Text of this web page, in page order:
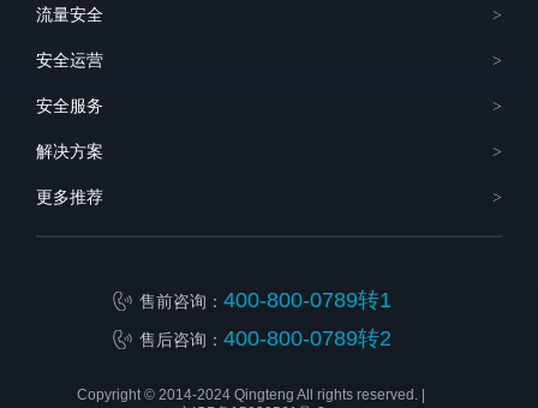
流量安全
安全运营
安全服务
解决方案
更多推荐
售前咨询： 400-800-0789转1
售后咨询： 400-800-0789转2
Copyright © 2014-2024 Qingteng All rights reserved. |